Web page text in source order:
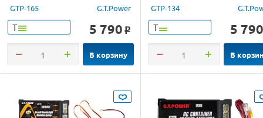
системой c Bluetooth
GTP-165 G.T.Power
Т 5 790 o
В корзину
радиоуправляемых
грузовиков
GTP-134
Т 5 790
В